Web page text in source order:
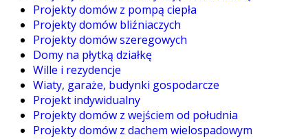
Projekty domów z pompą ciepła
Projekty domów bliźniaczych
Projekty domów szeregowych
Domy na płytką działkę
Wille i rezydencje
Wiaty, garaże, budynki gospodarcze
Projekt indywidualny
Projekty domów z wejściem od południa
Projekty domów z dachem wielospadowym